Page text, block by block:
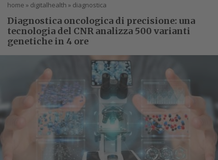
home » digitalhealth » diagnostica
Diagnostica oncologica di precisione: una
tecnologia del CNR analizza 500 varianti
genetiche in 4 ore